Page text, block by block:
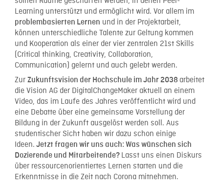
Learning unterstützt und ermöglicht wird. Vor allem im
problembasierten Lernen und in der Projektarbeit,
können unterschiedliche Talente zur Geltung kommen
und Kooperation als einer der vier zentralen 21st Skills
(Critical thinking, Creativity, Collaboration,
Communication) gelernt und auch gelebt werden.
Zur Zukunftsvision der Hochschule im Jahr 2038 arbeitet
die Vision AG der DigitalChangeMaker aktuell an einem
Video, das im Laufe des Jahres veröffentlicht wird und
eine Debatte über eine gemeinsame Vorstellung der
Bildung in der Zukunft ausgelöst werden soll. Aus
studentischer Sicht haben wir dazu schon einige
Ideen. Jetzt fragen wir uns auch: Was wünschen sich
Dozierende und Mitarbeitende? Lasst uns einen Diskurs
über ressourcenorientiertes Lernen starten und die
Erkenntnisse in die Zeit nach Corona mitnehmen.